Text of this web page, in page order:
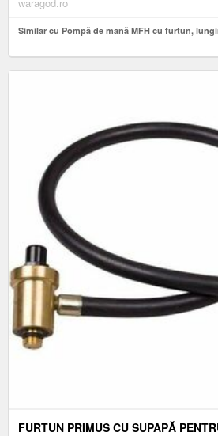
Similar cu Pompă de mână MFH cu furtun,
FURTUN PRIMUS CU SUPAPĂ